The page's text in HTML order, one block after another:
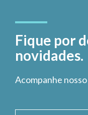
Fique por
novidades.
Acompanhe